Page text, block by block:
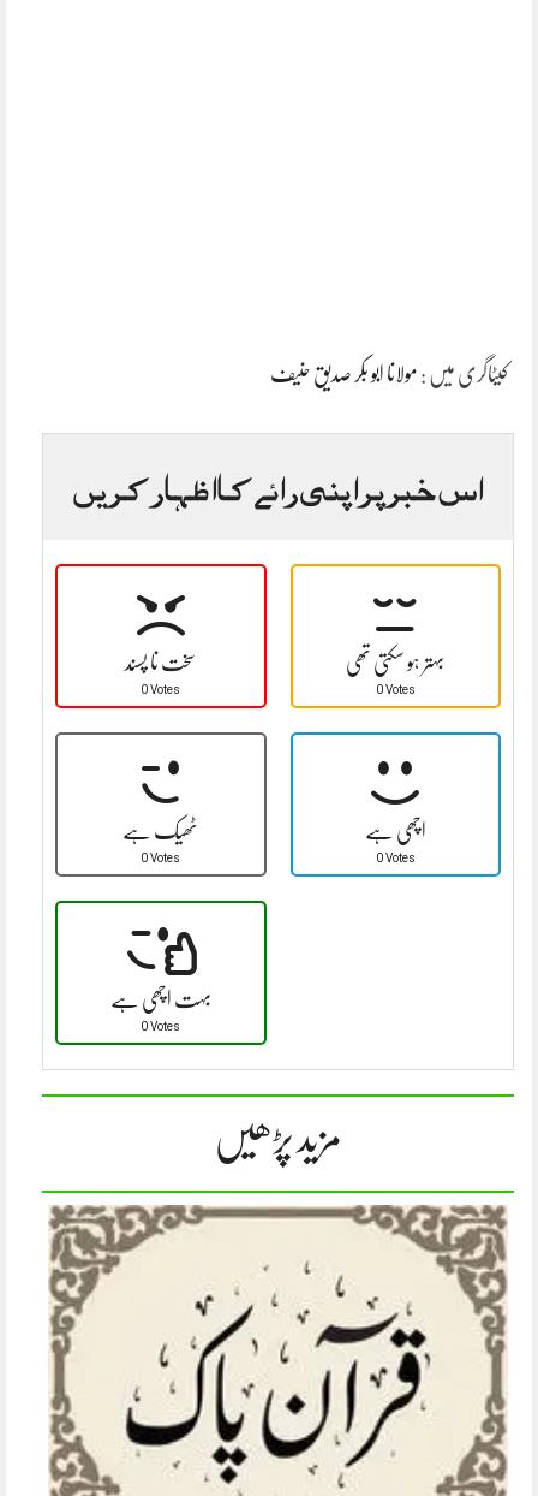
کیٹاگری میں : مولانا ابو بکر صدیق حنیف
اس خبر پر اپنی رائے کا اظہار کریں
سخت نا پسند
0 Votes
بہتر ہو سکتی تھی
0 Votes
ٹھیک ہے
0 Votes
اچھی ہے
0 Votes
بہت اچھی ہے
0 Votes
مزید پڑھیں